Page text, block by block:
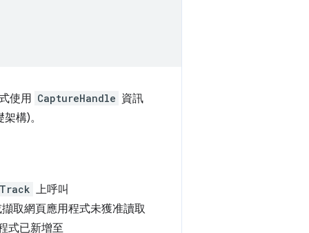
使用 CaptureHandle 資訊
構)。
上呼叫
取網頁應用程式未獲准讀取
式已新增至